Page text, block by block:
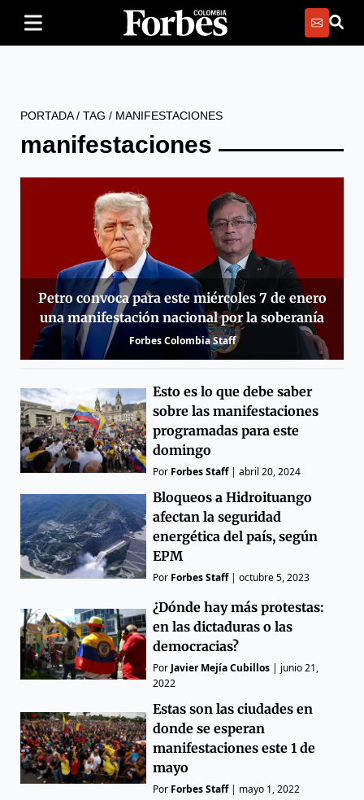
PORTADA/ TAG / MANIFESTACIONES
manifestaciones
Petro convoca para este miércoles 7 de enero
una manifestación nacional por la soberanía
Forbes Colombia Staff
Esto es lo que debe saber
sobre las manifestaciones
programadas para este
domingo
Por Forbes Staff|abril 20, 2024
Bloqueos a Hidroituango
afectan la seguridad
energética del país, según
EPM
Por Forbes Staff|octubre 5, 2023
¿Dónde hay más protestas:
en las dictaduras o las
democracias?
Por Javier Mejía Cubillos | junio 21,
2022
Estas son las ciudades en
donde se esperan
manifestaciones este 1 de
mayo
Por Forbes Staff| mayo 1, 2022